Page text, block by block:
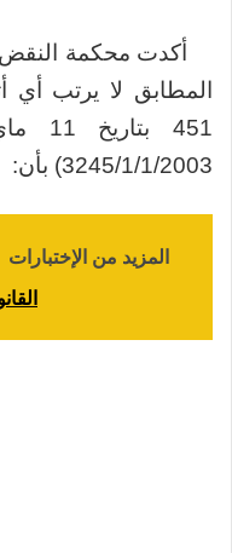
أكدت محكمة النقض
المطابق لا يرتب
3245/1/1/2003) بأن:
المزيد من الإختبارات